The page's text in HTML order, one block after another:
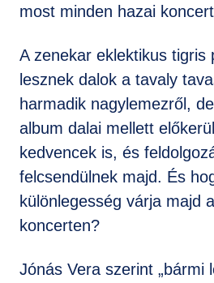
most minden hazai
A zenekar eklektikus tigris
lesznek dalok a tavaly
harmadik nagylemezről,
album dalai mellett
kedvencek is, és
felcsendülnek majd. És
különlegesség várja majd
koncerten?
Jónás Vera szerint „bármi